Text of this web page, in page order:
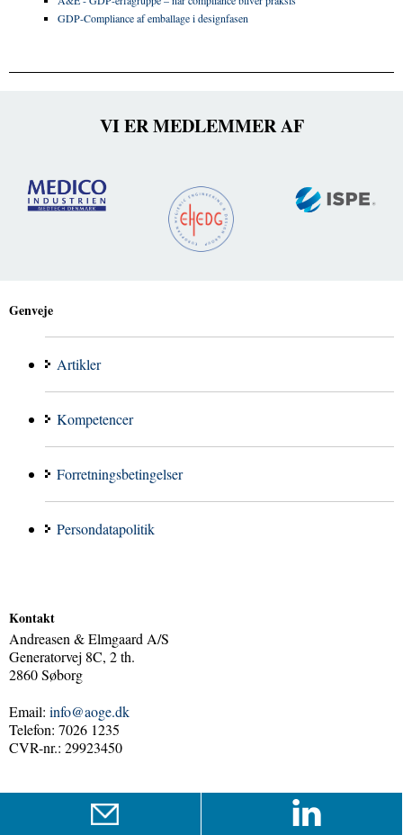
GDP-Compliance af emballage i designfasen
VI ER MEDLEMMER AF
Genveje
Artikler
Kompetencer
Forretningsbetingelser
Persondatapolitik
Kontakt
Andreasen & Elmgaard A/S
Generatorvej 8C, 2 th.
2860 Søborg
Email: info@aoge.dk
Telefon: 7026 1235
CVR-nr.: 29923450